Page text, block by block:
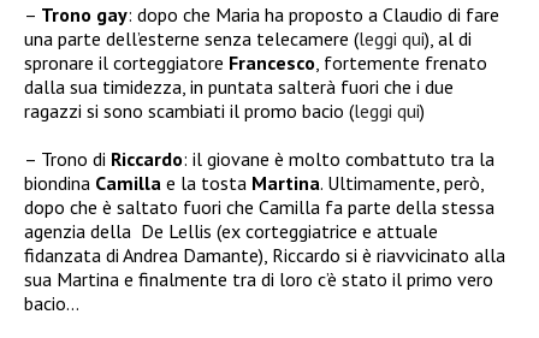
– Trono gay: dopo che Maria ha proposto a Claudio di fare
una parte dell’esterne senza telecamere (leggi qui), al di
spronare il corteggiatore Francesco , fortemente frenato
dalla sua timidezza, in puntata salterà fuori che i due
ragazzi si sono scambiati il promo bacio (leggi qui)
– Trono di Riccardo: il giovane è molto combattuto tra la
biondina Camilla e la tosta Martina. Ultimamente, però,
dopo che è saltato fuori che Camilla fa parte della stessa
agenzia della De Lellis (ex corteggiatrice e attuale
fidanzata di Andrea Damante), Riccardo si è riavvicinato alla
sua Martina e finalmente tra di loro c’è stato il primo vero
bacio…